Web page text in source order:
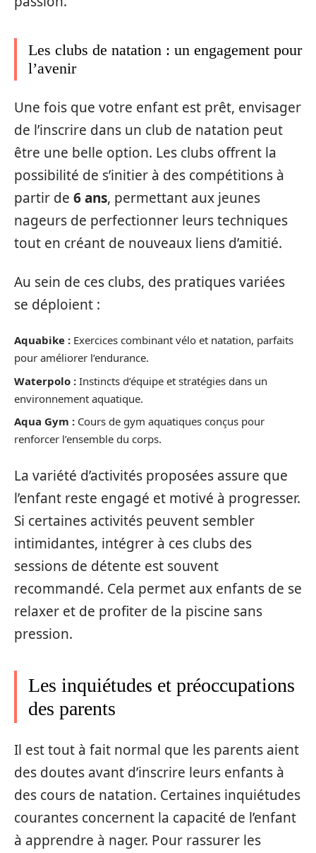
Les clubs de natation : un engagement pour
l’avenir
Une fois que votre enfant est prêt, envisager
de l’inscrire dans un club de natation peut
être une belle option. Les clubs offrent la
possibilité de s’initier à des compétitions à
partir de 6 ans, permettant aux jeunes
nageurs de perfectionner leurs techniques
tout en créant de nouveaux liens d’amitié.
Au sein de ces clubs, des pratiques variées
se déploient :
Aquabike : Exercices combinant vélo et natation, parfaits
pour améliorer l’endurance.
Waterpolo : Instincts d’équipe et stratégies dans un
environnement aquatique.
Aqua Gym : Cours de gym aquatiques conçus pour
renforcer l’ensemble du corps.
La variété d’activités proposées assure que
l’enfant reste engagé et motivé à progresser.
Si certaines activités peuvent sembler
intimidantes, intégrer à ces clubs des
sessions de détente est souvent
recommandé. Cela permet aux enfants de se
relaxer et de profiter de la piscine sans
pression.
Les inquiétudes et préoccupations
des parents
Il est tout à fait normal que les parents aient
des doutes avant d’inscrire leurs enfants à
des cours de natation. Certaines inquiétudes
courantes concernent la capacité de l’enfant
à apprendre à nager. Pour rassurer les